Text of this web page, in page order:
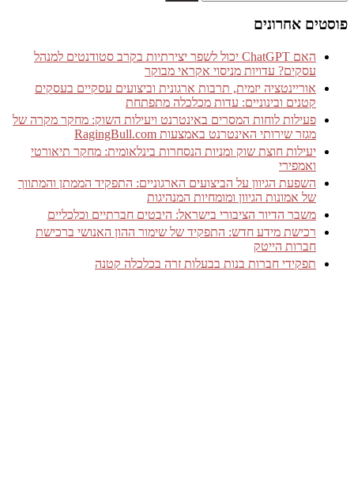
פוסטים אחרונים
האם ChatGPT יכול לשפר יצירתיות בקרב סטודנטים למנהל
עסקים? עדויות מניסוי אקראי מבוקר
אוריינטציה יזמית, תרבות ארגונית וביצועים עסקיים בעסקים
קטנים ובינוניים: עדות מכלכלה מתפתחת
פעילות לוחות המסרים באינטרנט ויעילות השוק: מחקר מקרה של
מגזר שירותי האינטרנט באמצעות RagingBull.com
יעילות חוצת שוק ומניות הנסחרות בינלאומית: מחקר תיאורטי
ואמפירי
השפעת הגיוון על הביצועים הארגוניים: התפקיד הממתן והמתווך
של אמונות הגיוון ומומחיות המנהיגות
משבר הדיור הציבורי בישראל: היבטים חברתיים וכלכליים
רכישת מידע חדש: התפקיד של שימור ההון האנושי ברכישת
חברות הייטק
תפקידי חברות בנות בבעלות זרה בכלכלה קטנה